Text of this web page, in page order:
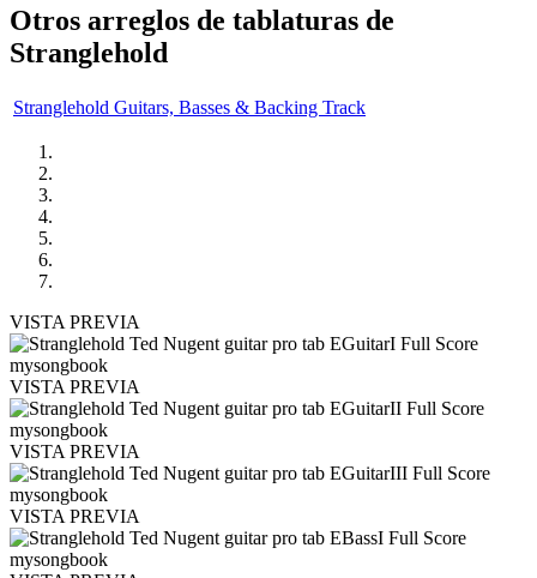
Otros arreglos de tablaturas de
Stranglehold
Stranglehold Guitars, Basses & Backing Track
VISTA PREVIA
VISTA PREVIA
VISTA PREVIA
VISTA PREVIA